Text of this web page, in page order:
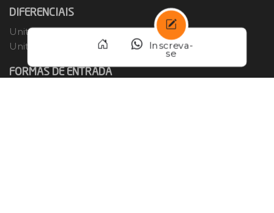
Inscreva-
se
DIFERENCIAIS
Unit Idiomas
Unit Carreiras
FORMAS DE ENTRADA